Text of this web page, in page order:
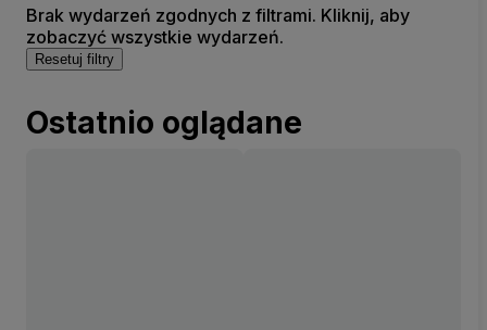
Brak wydarzeń zgodnych z filtrami. Kliknij, aby
zobaczyć wszystkie wydarzeń.
Resetuj filtry
Ostatnio oglądane